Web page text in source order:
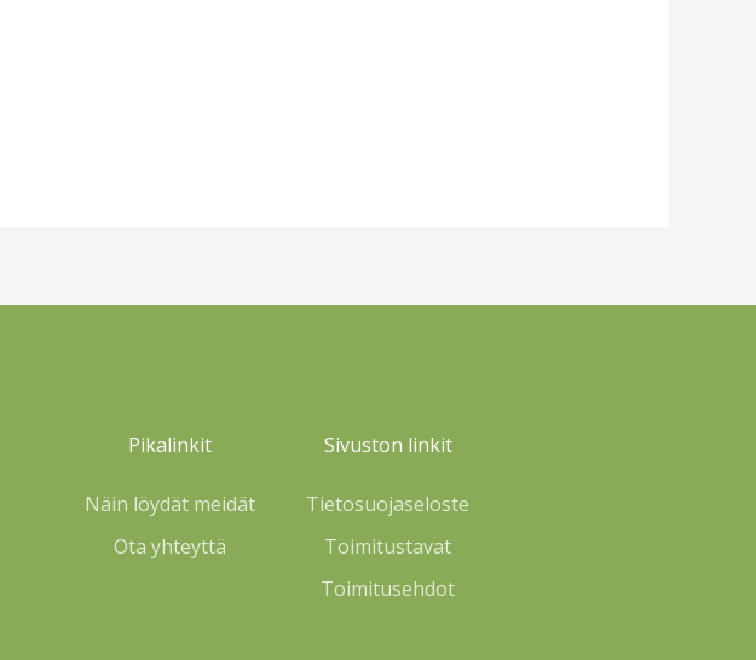
Pikalinkit
Näin löydät meidät
Ota yhteyttä
Sivuston linkit
Tietosuojaseloste
Toimitustavat
Toimitusehdot